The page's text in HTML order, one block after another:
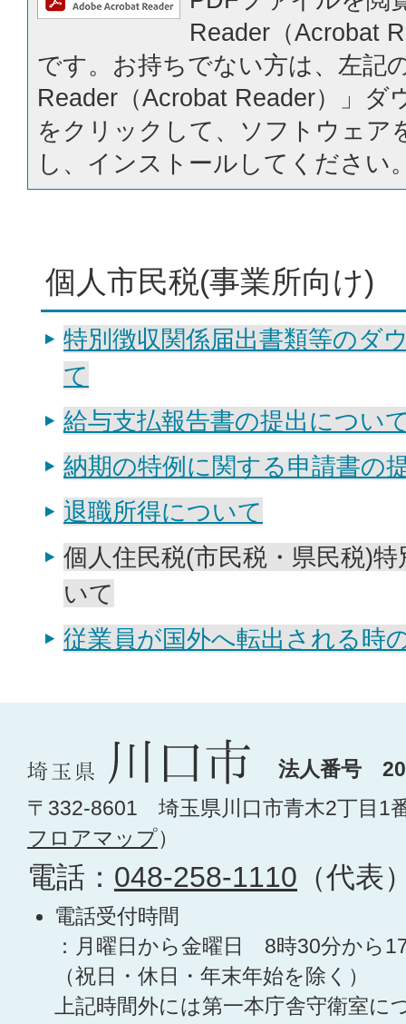
Reader（Acrobat
です。お持ちでない方は、左記
Reader（Acrobat Reader）」ダ
をクリックして、ソフトウェア
し、インストールしてください
個人市民税(事業所向け)
特別徴収関係届出書類等のダ
て
給与支払報告書の提出につい
納期の特例に関する申請書の
退職所得について
個人住民税(市民税・県民税)
いて
従業員が国外へ転出される時
法人番号
〒332-8601 埼玉県川口市青木2丁目1
フロアマップ）
電話： 048-258-1110 （代表
電話受付時間
：月曜日から金曜日 8時30分から
（祝日・休日・年末年始を除く）
上記時間外には第一本庁舎守衛室に